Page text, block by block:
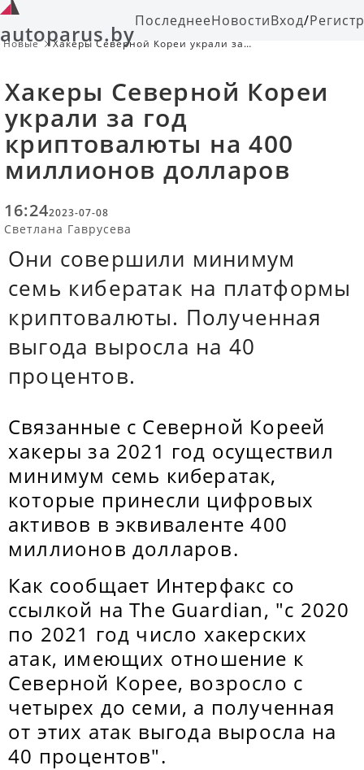
autoparus.byПоследнееНовостиВход/
Новые
Хакеры Северной Кореи украли за
Хакеры Северной Кореи
украли за год
криптовалюты на 400
миллионов долларов
16:242023-07-08
Светлана Гаврусева
Они совершили минимум
семь кибератак на платформы
криптовалюты. Полученная
выгода выросла на 40
процентов.
Связанные с Северной Кореей
хакеры за 2021 год осуществил
минимум семь кибератак,
которые принесли цифровых
активов в эквиваленте 400
миллионов долларов.
Как сообщает Интерфакс со
ссылкой на The Guardian, "с 2020
по 2021 год число хакерских
атак, имеющих отношение к
Северной Корее, возросло с
четырех до семи, а полученная
от этих атак выгода выросла на
40 процентов".